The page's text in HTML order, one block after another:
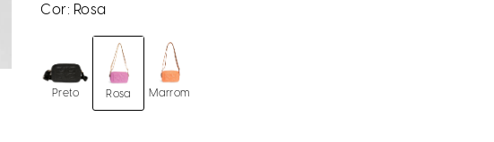
Cor: Rosa
Preto Rosa Marrom